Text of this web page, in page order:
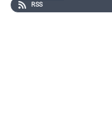
le jeter par-dessus bord en
RSS